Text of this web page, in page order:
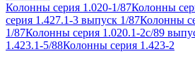
Колонны серия 1.020-1/87Колонны
серия 1.427.1-3 выпуск 1/87Колонны
1/87Колонны серия 1.020.1-2с/89
1.423.1-5/88Колонны серия 1.423-2